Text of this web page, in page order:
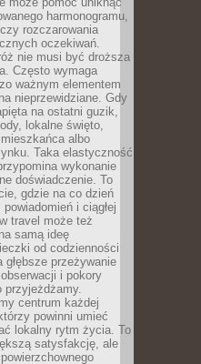
harmonogramu,
rozczarowania
oczekiwań.
nie musi być droższa
Często wymaga
ważnym elementem
nieprzewidziane. Gdy
na ostatni guzik,
lokalne święto,
albo
Taka elastyczność
wykonanie
doświadczenie. To
gdzie na co dzień
i ciągłej
travel może też
samą ideę
od codzienności
przeżywanie
i pokory
przyjeżdżamy.
centrum każdej
powinni umieć
lokalny rytm życia. To
satysfakcję, ale